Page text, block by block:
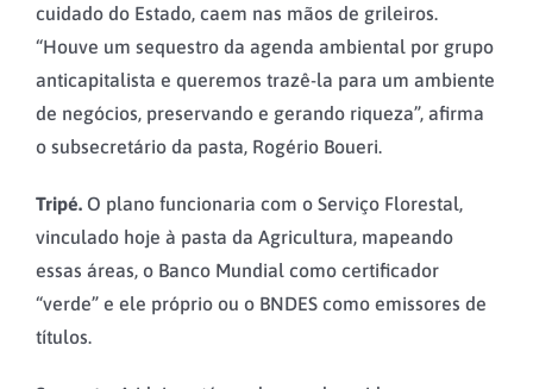
cuidado do Estado, caem nas mãos de grileiros.
“Houve um sequestro da agenda ambiental por grupo
anticapitalista e queremos trazê-la para um ambiente
de negócios, preservando e gerando riqueza”, afirma
o subsecretário da pasta, Rogério Boueri.
Tripé. O plano funcionaria com o Serviço Florestal,
vinculado hoje à pasta da Agricultura, mapeando
essas áreas, o Banco Mundial como certificador
“verde” e ele próprio ou o BNDES como emissores de
títulos.